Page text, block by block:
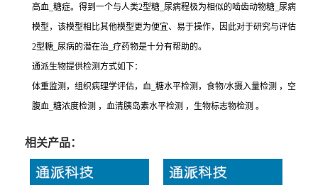
高血_糖症。得到一个与人类2型糖_尿病程极为相似的啮齿动物糖_尿病
模型，该模型相比其他模型更为便宜、易于操作，因此对于研究与评估
2型糖_尿病的潜在治_疗药物是十分有帮助的。
通派生物提供检测方式如下：
体重监测，组织病理学评估，血_糖水平检测，食物/水摄入量检测 ，空
腹血_糖浓度检测 ，血清胰岛素水平检测 ，生物标志物检测 。
相关产品：